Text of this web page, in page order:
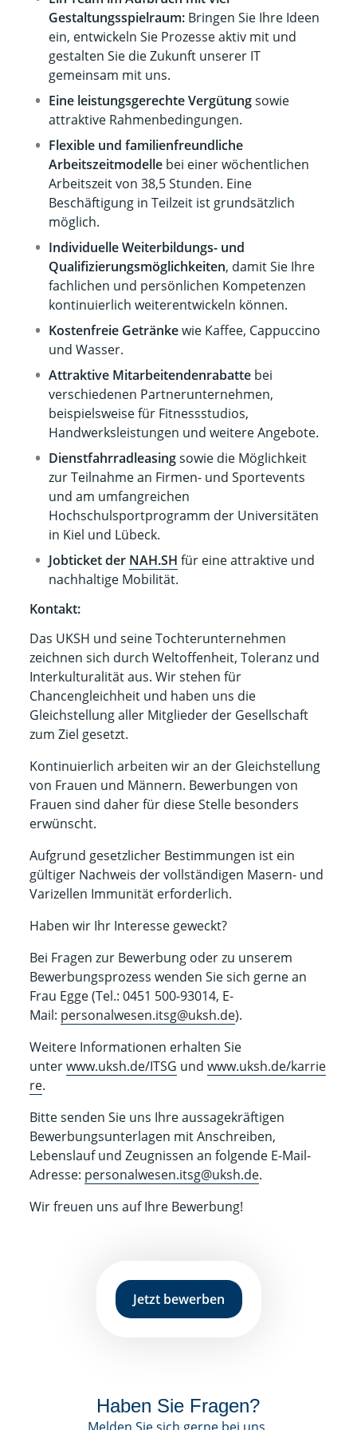
Gestaltungsspielraum: Bringen Sie Ihre Ideen
ein, entwickeln Sie Prozesse aktiv mit und
gestalten Sie die Zukunft unserer IT
gemeinsam mit uns.
Eine leistungsgerechte Vergütungsowie
attraktive Rahmenbedingungen.
Flexible und familienfreundliche
Arbeitszeitmodelle bei einer wöchentlichen
Arbeitszeit von 38,5 Stunden. Eine
Beschäftigung in Teilzeit ist grundsätzlich
möglich.
Individuelle Weiterbildungs- und
Qualifizierungsmöglichkeiten, damit Sie Ihre
fachlichen und persönlichen Kompetenzen
kontinuierlich weiterentwickeln können.
Kostenfreie Getränkewie Kaffee, Cappuccino
und Wasser.
Attraktive Mitarbeitendenrabatte bei
verschiedenen Partnerunternehmen,
beispielsweise für Fitnessstudios,
Handwerksleistungen und weitere Angebote.
Dienstfahrradleasingsowie die Möglichkeit
zur Teilnahme an Firmen- und Sportevents
und am umfangreichen
Hochschulsportprogramm der Universitäten
in Kiel und Lübeck.
Jobticket der NAH.SH für eine attraktive und
nachhaltige Mobilität.
Kontakt:
Das UKSH und seine Tochterunternehmen
zeichnen sich durch Weltoffenheit, Toleranz und
Interkulturalität aus. Wir stehen für
Chancengleichheit und haben uns die
Gleichstellung aller Mitglieder der Gesellschaft
zum Ziel gesetzt.
Kontinuierlich arbeiten wir an der Gleichstellung
von Frauen und Männern. Bewerbungen von
Frauen sind daher für diese Stelle besonders
erwünscht.
Aufgrund gesetzlicher Bestimmungen ist ein
gültiger Nachweis der vollständigen Masern- und
Varizellen Immunität erforderlich.
Haben wir Ihr Interesse geweckt?
Bei Fragen zur Bewerbung oder zu unserem
Bewerbungsprozess wenden Sie sich gerne an
Frau Egge (Tel.: 0451 500-93014, E-
Mail: personalwesen.itsg@uksh.de).
Weitere Informationen erhalten Sie
unterwww.uksh.de/ITSG undwww.uksh.de/karrie
re.
Bitte senden Sie uns Ihre aussagekräftigen
Bewerbungsunterlagen mit Anschreiben,
Lebenslauf und Zeugnissen an folgende E-Mail-
Adresse: personalwesen.itsg@uksh.de.
Wir freuen uns auf Ihre Bewerbung!
Jetzt bewerben
Haben Sie Fragen?